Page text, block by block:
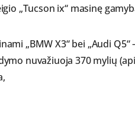
„Tucson ix“ masinę
„BMW X3“ bei „Audi
nuvažiuoja 370 mylių